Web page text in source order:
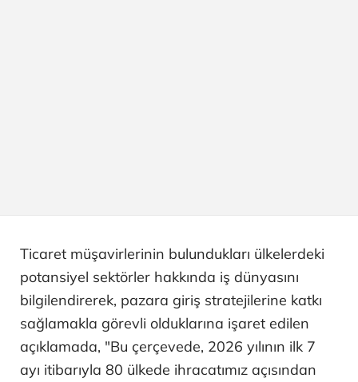
Ticaret müşavirlerinin bulundukları ülkelerdeki
potansiyel sektörler hakkında iş dünyasını
bilgilendirerek, pazara giriş stratejilerine katkı
sağlamakla görevli olduklarına işaret edilen
açıklamada, "Bu çerçevede, 2026 yılının ilk 7
ayı itibarıyla 80 ülkede ihracatımız açısından